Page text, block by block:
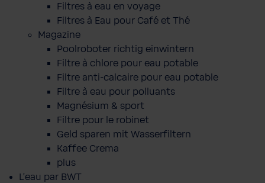
Filtres à eau en voyage
Filtres à Eau pour Café et Thé
Magazine
Poolroboter richtig einwintern
Filtre à chlore pour eau potable
Filtre anti-calcaire pour eau potable
Filtre à eau pour polluants
Magnésium & sport
Filtre pour le robinet
Geld sparen mit Wasserfiltern
Kaffee Crema
plus
L'eau par BWT